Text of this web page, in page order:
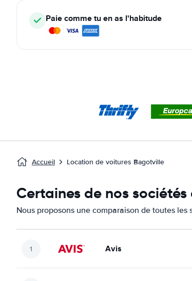
Paie comme tu en as l'habitude
Accueil Location de voitures Bagotville
Certaines de nos
Nous proposons une comparaison de toutes
Avis